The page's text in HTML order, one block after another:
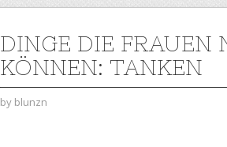
DINGE DIE FRAUEN
KÖNNEN: TANKEN
by blunzn